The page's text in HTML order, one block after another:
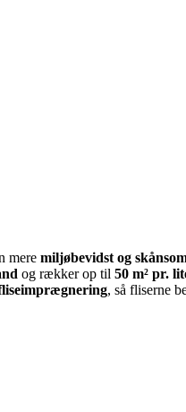
mere miljøbevidst og
og rækker op til 50 m² pr.
, så fliserne